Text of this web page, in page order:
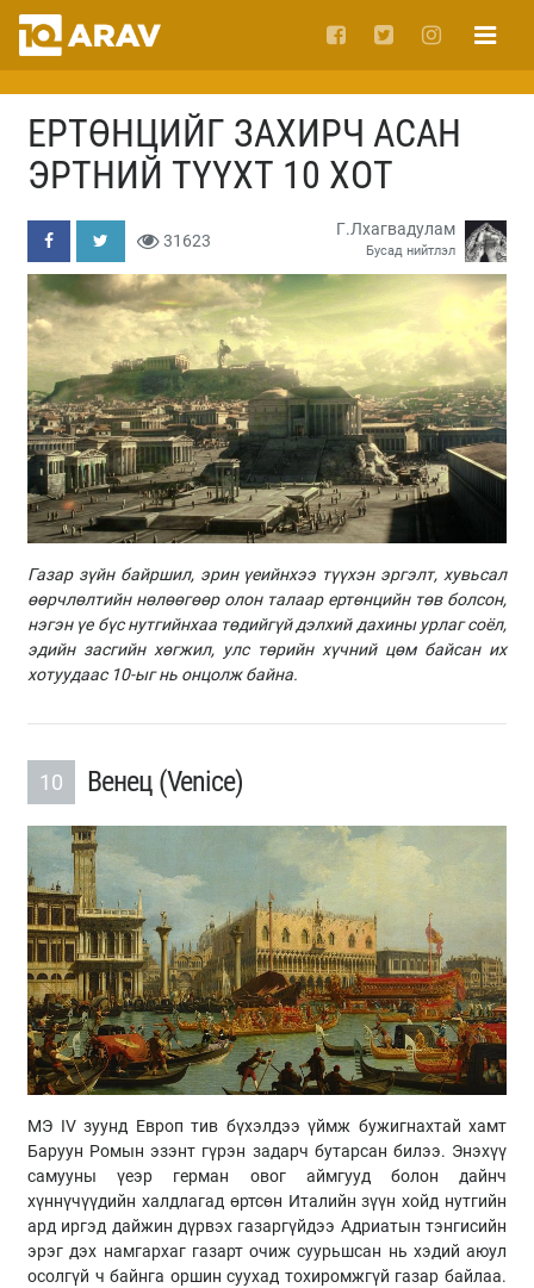
ЕРТӨНЦИЙГ ЗАХИРЧ АСАН
ЭРТНИЙ ТҮҮХТ 10 ХОТ
31623
Г.Лхагвадулам
Бусад нийтлэл
Газар зүйн байршил, эрин үеийнхээ түүхэн эргэлт, хувьсал
өөрчлөлтийн нөлөөгөөр олон талаар ертөнцийн төв болсон,
нэгэн үе бүс нутгийнхаа төдийгүй дэлхий дахины урлаг соёл,
эдийн засгийн хөгжил, улс төрийн хүчний цөм байсан их
хотуудаас 10-ыг нь онцолж байна.
10 Венец (Venice)
МЭ IV зуунд Европ тив бүхэлдээ үймж бужигнахтай хамт
Баруун Ромын эзэнт гүрэн задарч бутарсан билээ. Энэхүү
самууны үеэр герман овог аймгууд болон дайнч
хүннүчүүдийн халдлагад өртсөн Италийн зүүн хойд нутгийн
ард иргэд дайжин дүрвэх газаргүйдээ Адриатын тэнгисийн
эрэг дэх намгархаг газарт очиж суурьшсан нь хэдий аюул
осолгүй ч байнга оршин суухад тохиромжгүй газар байлаа.